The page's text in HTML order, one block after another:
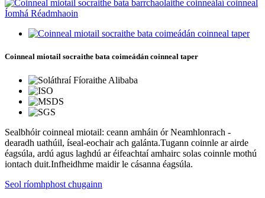
Coinneal miotail socraithe bata coimeádán coinneal taper
Sealbhóir coinneal miotail: ceann amháin ór Neamhlonrach -
dearadh uathúil, íseal-eochair ach galánta.Tugann coinnle ar airde
éagsúla, ardú agus laghdú ar éifeachtaí amhairc solas coinnle mothú
iontach duit.Infheidhme maidir le cásanna éagsúla.
Seol ríomhphost chugainn